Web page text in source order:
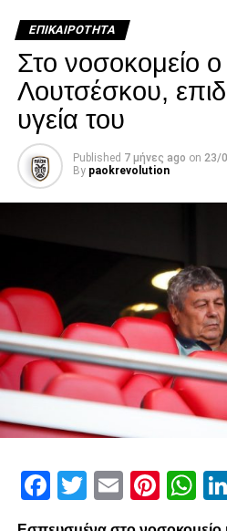
ΕΠΙΚΑΙΡΌΤΗΤΑ
Στο νοσοκομείο
Λουτσέσκου,
υγεία του
Published 7 μήνες ago on 23/
By paokrevolution
Facebook
Twitter
Email